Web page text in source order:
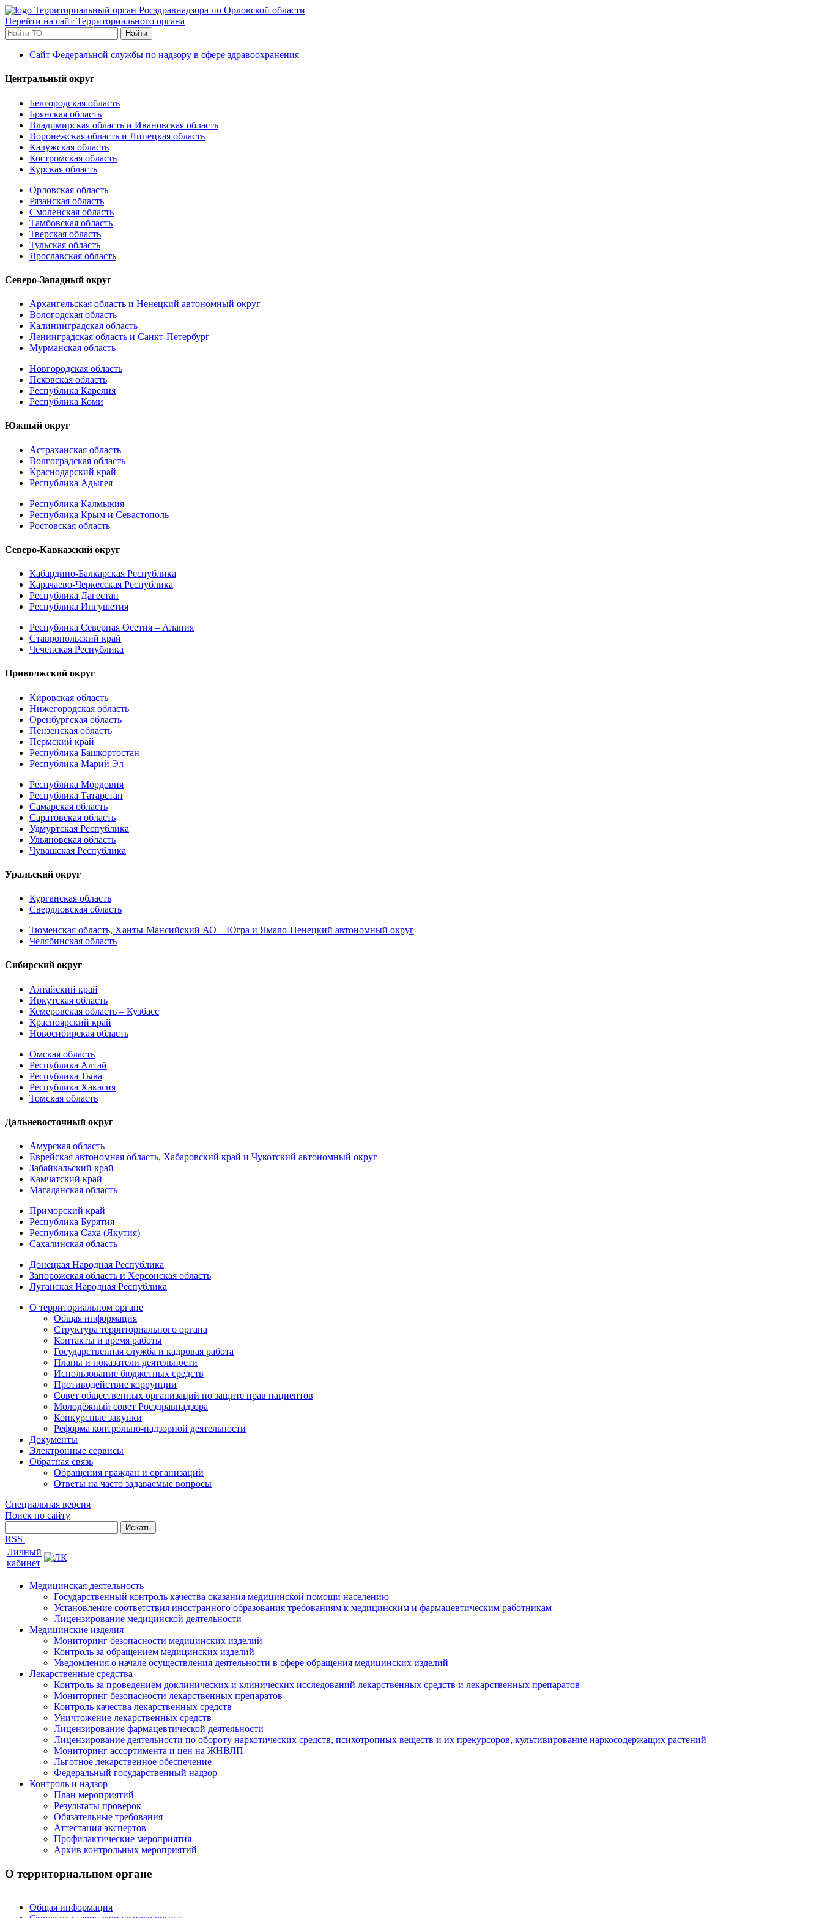
Территориальный орган Росздравнадзора по Орловской области
Перейти на сайт Территориального органа
Найти
Сайт Федеральной службы по надзору в сфере здравоохранения
Центральный округ
Белгородская область
Брянская область
Владимирская область и Ивановская область
Воронежская область и Липецкая область
Калужская область
Костромская область
Курская область
Орловская область
Рязанская область
Смоленская область
Тамбовская область
Тверская область
Тульская область
Ярославская область
Северо-Западный округ
Архангельская область и Ненецкий автономный округ
Вологодская область
Калининградская область
Ленинградская область и Санкт-Петербург
Мурманская область
Новгородская область
Псковская область
Республика Карелия
Республика Коми
Южный округ
Астраханская область
Волгоградская область
Краснодарский край
Республика Адыгея
Республика Калмыкия
Республика Крым и Севастополь
Ростовская область
Северо-Кавказский округ
Кабардино-Балкарская Республика
Карачаево-Черкесская Республика
Республика Дагестан
Республика Ингушетия
Республика Северная Осетия – Алания
Ставропольский край
Чеченская Республика
Приволжский округ
Кировская область
Нижегородская область
Оренбургская область
Пензенская область
Пермский край
Республика Башкортостан
Республика Марий Эл
Республика Мордовия
Республика Татарстан
Самарская область
Саратовская область
Удмуртская Республика
Ульяновская область
Чувашская Республика
Уральский округ
Курганская область
Свердловская область
Тюменская область, Ханты-Мансийский АО – Югра и Ямало-Ненецкий автономный округ
Челябинская область
Сибирский округ
Алтайский край
Иркутская область
Кемеровская область – Кузбасс
Красноярский край
Новосибирская область
Омская область
Республика Алтай
Республика Тыва
Республика Хакасия
Томская область
Дальневосточный округ
Амурская область
Еврейская автономная область, Хабаровский край и Чукотский автономный округ
Забайкальский край
Камчатский край
Магаданская область
Приморский край
Республика Бурятия
Республика Саха (Якутия)
Сахалинская область
Донецкая Народная Республика
Запорожская область и Херсонская область
Луганская Народная Республика
О территориальном органе
Общая информация
Структура территориального органа
Контакты и время работы
Государственная служба и кадровая работа
Планы и показатели деятельности
Использование бюджетных средств
Противодействие коррупции
Совет общественных организаций по защите прав пациентов
Молодёжный совет Росздравнадзора
Конкурсные закупки
Реформа контрольно-надзорной деятельности
Документы
Электронные сервисы
Обратная связь
Обращения граждан и организаций
Ответы на часто задаваемые вопросы
Специальная версия
Поиск по сайту
RSS
Личный
кабинет
Медицинская деятельность
Государственный контроль качества оказания медицинской помощи населению
Установление соответствия иностранного образования требованиям к медицинским и фармацевтическим работникам
Лицензирование медицинской деятельности
Медицинские изделия
Мониторинг безопасности медицинских изделий
Контроль за обращением медицинских изделий
Уведомления о начале осуществления деятельности в сфере обращения медицинских изделий
Лекарственные средства
Контроль за проведением доклинических и клинических исследований лекарственных средств и лекарственных препаратов
Мониторинг безопасности лекарственных препаратов
Контроль качества лекарственных средств
Уничтожение лекарственных средств
Лицензирование фармацевтической деятельности
Лицензирование деятельности по обороту наркотических средств, психотропных веществ и их прекурсоров, культивирование наркосодержащих растений
Мониторинг ассортимента и цен на ЖНВЛП
Льготное лекарственное обеспечение
Федеральный государственный надзор
Контроль и надзор
План мероприятий
Результаты проверок
Обязательные требования
Аттестация экспертов
Профилактические мероприятия
Архив контрольных мероприятий
О территориальном органе
Общая информация